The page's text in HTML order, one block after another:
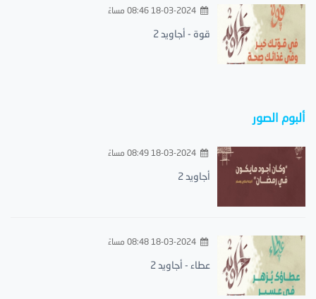
18-03-2024 08:46 مساءً
قوة - أجاويد 2
ألبوم الصور
18-03-2024 08:49 مساءً
أجاويد 2
18-03-2024 08:48 مساءً
عطاء - أجاويد 2